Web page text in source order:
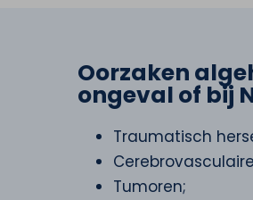
Oorzaken
ongeval of bij
Traumatisch
Tumoren;